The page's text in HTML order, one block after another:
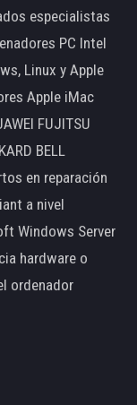
especialistas
PC Intel
Linux y Apple
Apple iMac
FUJITSU
BELL
en reparación
a nivel
Windows Server
hardware o
ordenador